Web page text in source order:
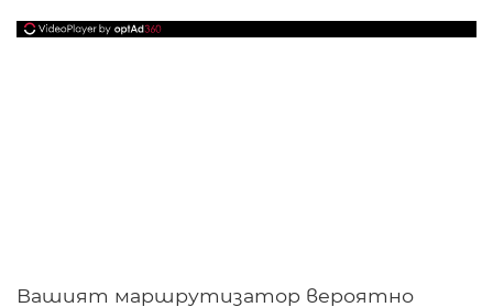
Вашият маршрутизатор вероятно